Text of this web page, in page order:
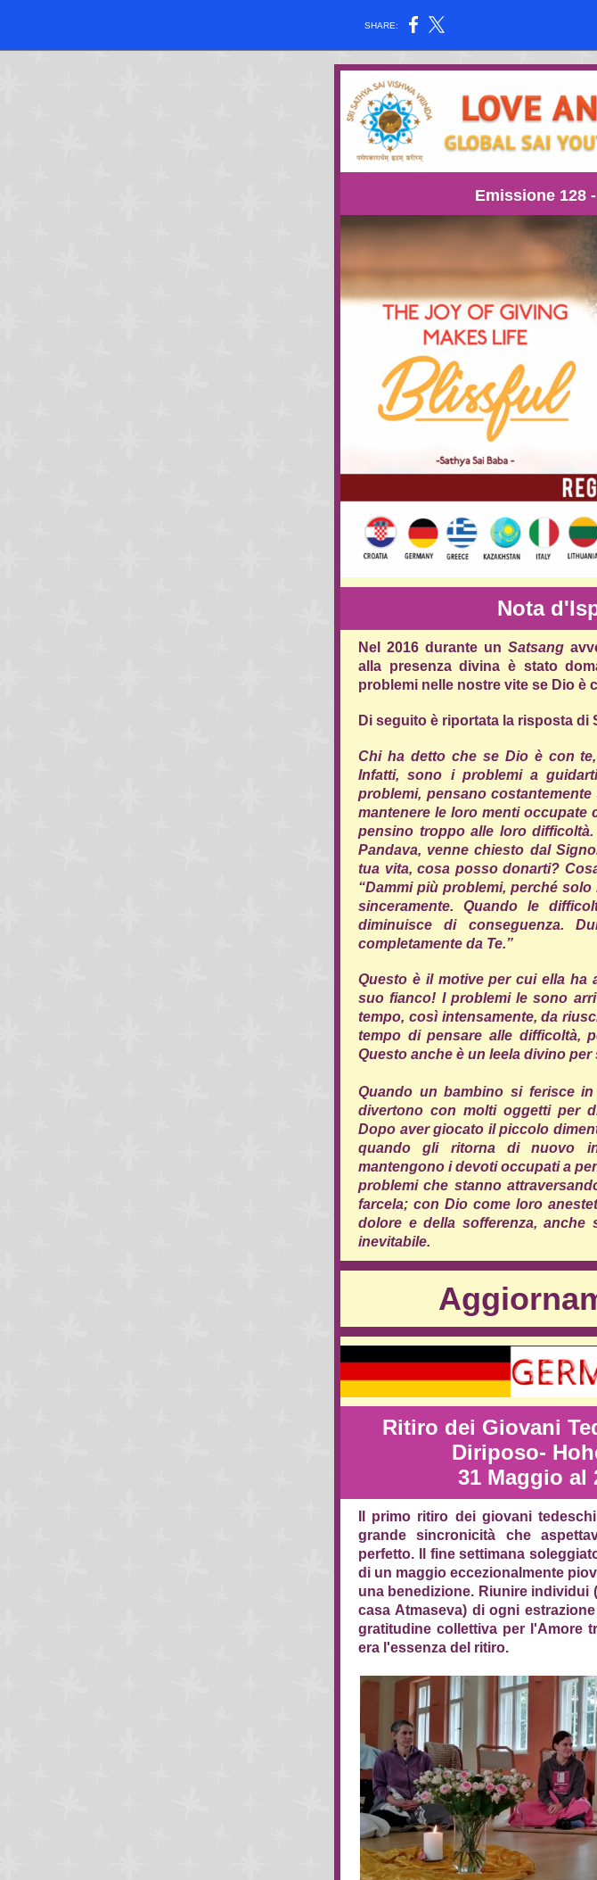
SHARE:
Emissione 128
Nota
Nel 2016 durante un Satsang
alla presenza divina è stato
problemi nelle nostre vite se Dio è
Di seguito è riportata la risposta di
Chi ha detto che se Dio è con
Infatti, sono i problemi a
problemi, pensano
mantenere le loro menti
pensino troppo alle loro
Pandava, venne chiesto dal
tua vita, cosa posso donarti?
“Dammi più problemi, perché
sinceramente. Quando le
diminuisce di conseguenza.
completamente da Te.”
Questo è il motive per cui ella ha
suo fianco! I problemi le sono
tempo, così intensamente, da
tempo di pensare alle difficoltà,
Questo anche è un leela divino per
Quando un bambino si ferisce
divertono con molti oggetti per
Dopo aver giocato il piccolo
quando gli ritorna di nuovo
mantengono i devoti occupati a
problemi che stanno
farcela; con Dio come loro
dolore e della sofferenza, anche
inevitabile.
Ritiro dei Giovani
Diriposo-
31 Maggio al
Il primo ritiro dei giovani
grande sincronicità che
perfetto. Il fine settimana
di un maggio eccezionalmente
una benedizione. Riunire individui
casa Atmaseva) di ogni
gratitudine collettiva per l'Amore
era l'essenza del ritiro.